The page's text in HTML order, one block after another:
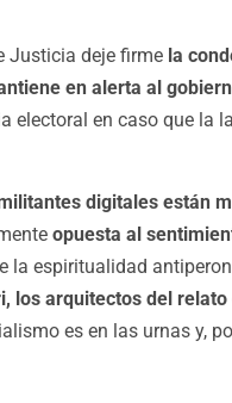
Justicia deje firme la
en alerta al
electoral en caso que la
digitales están
opuesta al
la espiritualidad
los arquitectos del
es en las urnas y,